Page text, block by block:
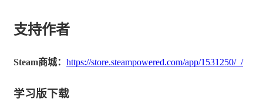
支持作者
Steam商城： https://store.steampowered.com/app/1531250/_/
学习版下载